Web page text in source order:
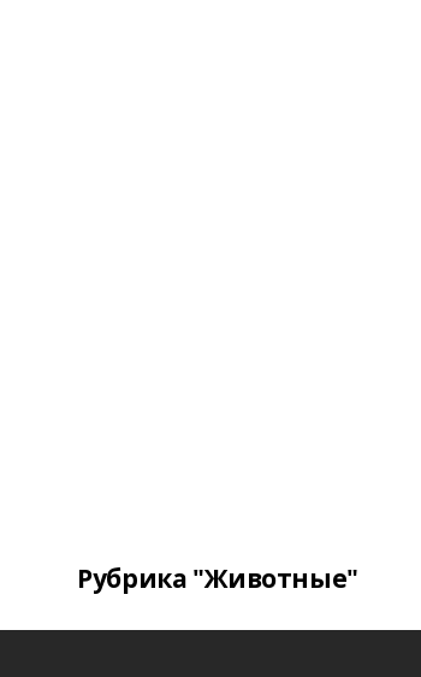
Рубрика "Животные"